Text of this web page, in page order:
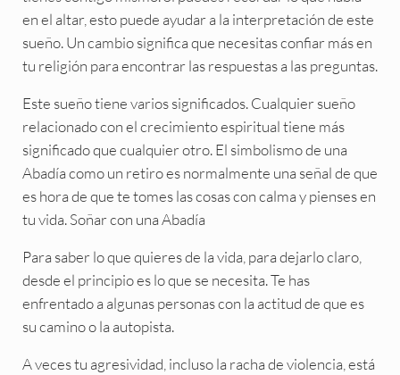
en el altar, esto puede ayudar a la interpretación de este
sueño. Un cambio significa que necesitas confiar más en
tu religión para encontrar las respuestas a las preguntas.
Este sueño tiene varios significados. Cualquier sueño
relacionado con el crecimiento espiritual tiene más
significado que cualquier otro. El simbolismo de una
Abadía como un retiro es normalmente una señal de que
es hora de que te tomes las cosas con calma y pienses en
tu vida. Soñar con una Abadía
Para saber lo que quieres de la vida, para dejarlo claro,
desde el principio es lo que se necesita. Te has
enfrentado a algunas personas con la actitud de que es
su camino o la autopista.
A veces tu agresividad, incluso la racha de violencia, está